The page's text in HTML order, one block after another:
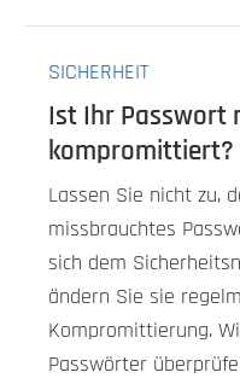
SICHERHEIT
Ist Ihr Passwort
kompromittiert?
Lassen Sie nicht zu,
missbrauchtes
sich dem
ändern Sie sie
Kompromittierung.
Passwörter